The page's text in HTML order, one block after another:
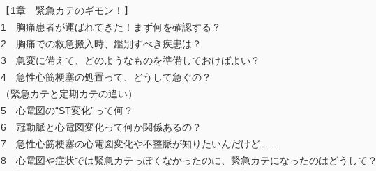
【1章 緊急カテのギモン！】
1 胸痛患者が運ばれてきた！まず何を確認する？
2 胸痛での救急搬入時、鑑別すべき疾患は？
3 急変に備えて、どのようなものを準備しておけばよい？
4 急性心筋梗塞の処置って、どうして急ぐの？
（緊急カテと定期カテの違い）
5 心電図の“ST変化”って何？
6 冠動脈と心電図変化って何か関係あるの？
7 急性心筋梗塞の心電図変化や不整脈が知りたいんだけど……
8 心電図や症状では緊急カテっぽくなかったのに、緊急カテになったのはどうして？